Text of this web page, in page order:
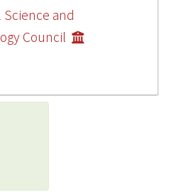
and
Council